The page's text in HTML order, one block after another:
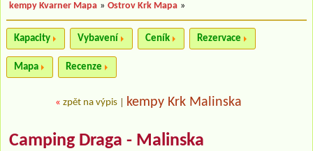
kempy Kvarner Mapa » Ostrov Krk Mapa »
Kapacity Vybavení Ceník Rezervace
Mapa Recenze
« zpět na výpis kempy Krk Malinska
Camping Draga - Malinska